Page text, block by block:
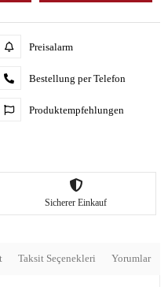
Preisalarm
Bestellung per Telefon
Produktempfehlungen
Sicherer Einkauf
Taksit Seçenekleri Yorumlar